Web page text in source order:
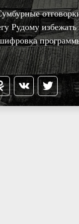
Рудому избежать